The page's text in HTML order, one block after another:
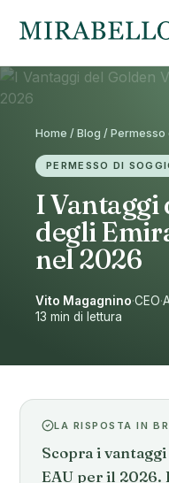
Home / Blog /
PERMESSO DI
I Vantaggi
degli
nel 2026
Vito Magagnino·CEO·
13 min di lettura
LA RISPOSTA IN
Scopra i
EAU per il 2026.